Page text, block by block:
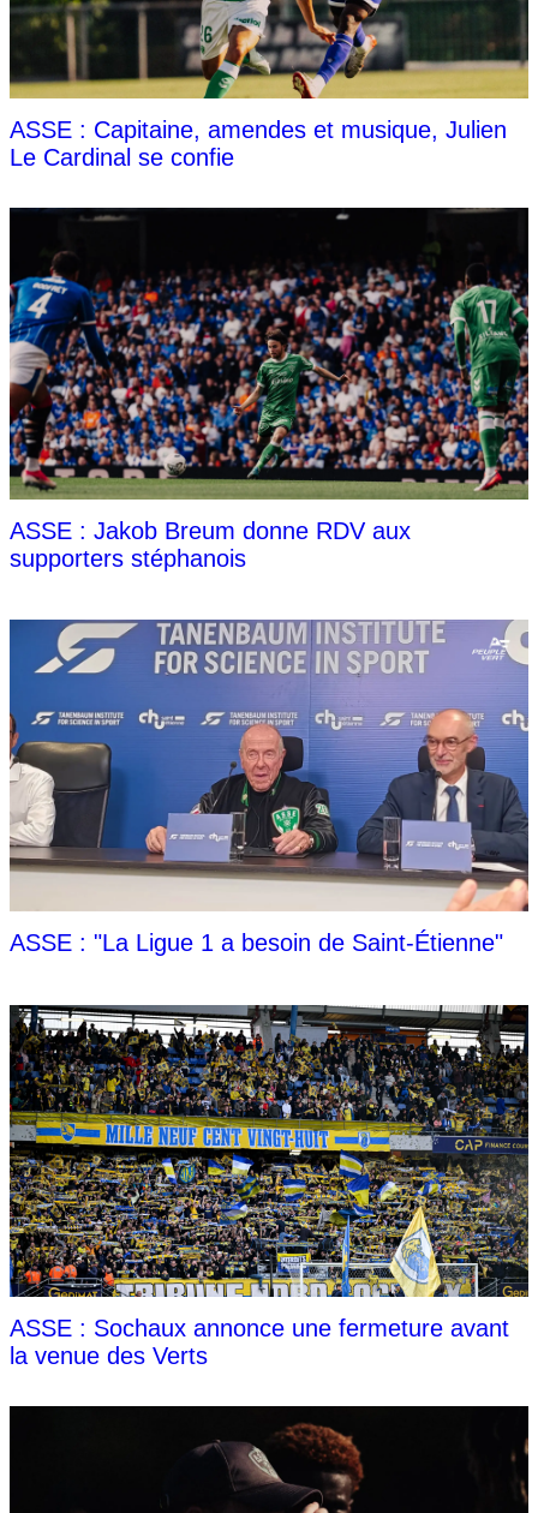
ASSE : Capitaine, amendes et musique, Julien
Le Cardinal se confie
ASSE : Jakob Breum donne RDV aux
supporters stéphanois
ASSE : "La Ligue 1 a besoin de Saint-Étienne"
ASSE : Sochaux annonce une fermeture avant
la venue des Verts